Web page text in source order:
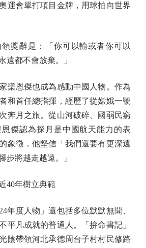
運會單打項目金牌，用球拍向世界
辭是：「你可以輸或者你可以
遠都不會放棄。」
恩傑也成為感動中國人物。作為
和首任總指揮，經歷了從嫦娥一號
奔月之旅。從山河破碎、國弱民窮
傑認為探月是中國航天能力的表
象徵，他堅信「我們還要有更深遠
步將越走越遠。」
年樹立典範
度人物」還包括多位默默無聞、
平凡成就的普通人。「拚命書記」
陰帶領河北承德周台子村村民修路